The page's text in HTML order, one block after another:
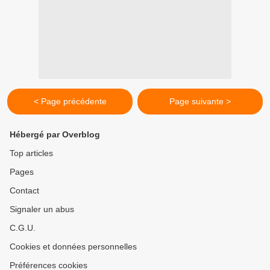
< Page précédente Page suivante >
Hébergé par Overblog
Top articles
Pages
Contact
Signaler un abus
C.G.U.
Cookies et données personnelles
Préférences cookies